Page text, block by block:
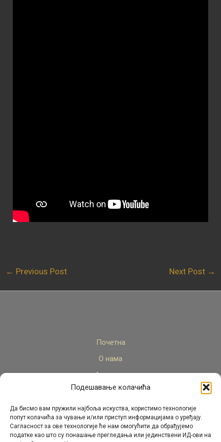
Подешавање колачића
Да бисмо вам пружили најбоља искуства, користимо технологије
попут колачића за чување и/или приступ информацијама о уређају.
Сагласност за ове технологије ће нам омогућити да обрађујемо
податке као што су понашање прегледања или јединствени ИД-ови на
← Previous Post Next Post →
Почетна
О нама
Актуелно
Стручни кадар
Пројекти
Архива
Контакт